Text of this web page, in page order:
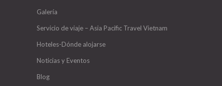
Galería
Servicio de viaje – Asia Pacific Travel Vietnam
Hoteles-Dónde alojarse
Noticias y Eventos
Blog